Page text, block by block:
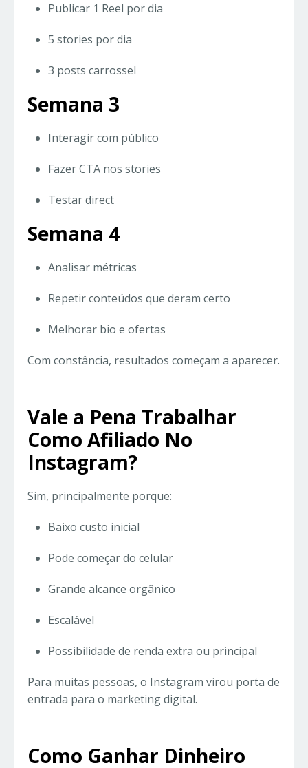
Publicar 1 Reel por dia
5 stories por dia
3 posts carrossel
Semana 3
Interagir com público
Fazer CTA nos stories
Testar direct
Semana 4
Analisar métricas
Repetir conteúdos que deram certo
Melhorar bio e ofertas
Com constância, resultados começam a aparecer.
Vale a Pena Trabalhar
Como Afiliado No
Instagram?
Sim, principalmente porque:
Baixo custo inicial
Pode começar do celular
Grande alcance orgânico
Escalável
Possibilidade de renda extra ou principal
Para muitas pessoas, o Instagram virou porta de
entrada para o marketing digital.
Como Ganhar Dinheiro